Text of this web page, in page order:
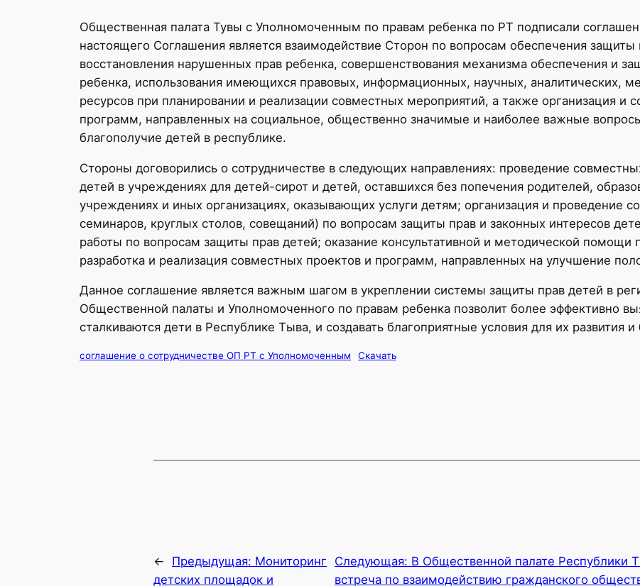
Общественная палата Тувы с Уполномоченным по правам ребенка по РТ подписали
настоящего Соглашения является взаимодействие Сторон по вопросам обеспечения защиты
восстановления нарушенных прав ребенка, совершенствования механизма обеспечения и
ребенка, использования имеющихся правовых, информационных, научных, аналитических,
ресурсов при планировании и реализации совместных мероприятий, а также организация и
программ, направленных на социальное, общественно значимые и наиболее важные
благополучие детей в республике.
Стороны договорились о сотрудничестве в следующих направлениях: проведение
детей в учреждениях для детей-сирот и детей, оставшихся без попечения родителей,
учреждениях и иных организациях, оказывающих услуги детям; организация и проведение
семинаров, круглых столов, совещаний) по вопросам защиты прав и законных интересов
работы по вопросам защиты прав детей; оказание консультативной и методической помощи
разработка и реализация совместных проектов и программ, направленных на улучшение
Данное соглашение является важным шагом в укреплении системы защиты прав детей в
Общественной палаты и Уполномоченного по правам ребенка позволит более эффективно
сталкиваются дети в Республике Тыва, и создавать благоприятные условия для их развития и
соглашение о сотрудничестве ОП РТ с Уполномоченным Скачать
← Предыдущая: Мониторинг
детских площадок и
Следующая: В Общественной палате Республики
встреча по взаимодействию гражданского